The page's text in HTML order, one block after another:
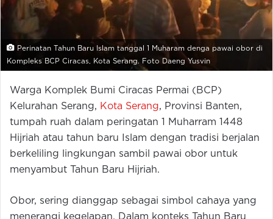
Perinatan Tahun Baru Islam tanggal 1 Muharam denga pawai obor di
Kompleks BCP Ciracas, Kota Serang. Foto Daeng Yusvin
Warga Komplek Bumi Ciracas Permai (BCP)
Kelurahan Serang, Kota Serang, Provinsi Banten,
tumpah ruah dalam peringatan 1 Muharram 1448
Hijriah atau tahun baru Islam dengan tradisi berjalan
berkeliling lingkungan sambil pawai obor untuk
menyambut Tahun Baru Hijriah.
Obor, sering dianggap sebagai simbol cahaya yang
menerangi kegelapan. Dalam konteks Tahun Baru